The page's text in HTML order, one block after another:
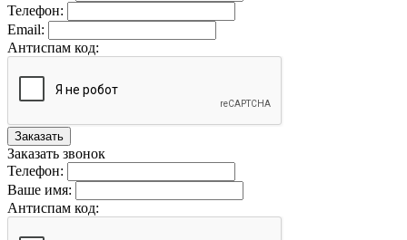
Телефон:
Email:
Антиспам код:
Заказать
Заказать звонок
Телефон:
Ваше имя:
Антиспам код: